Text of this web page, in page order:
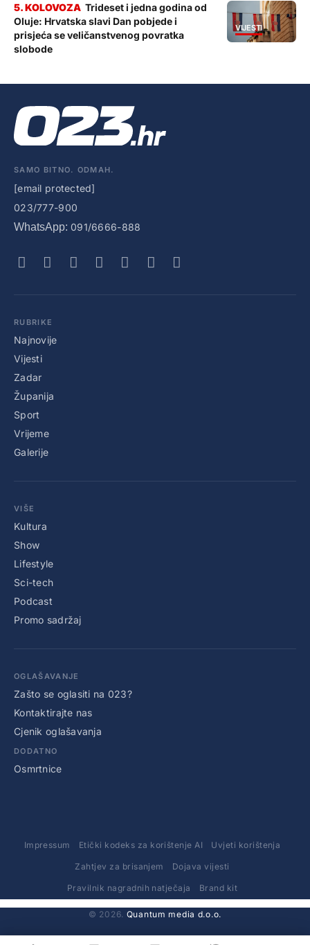
VIJESTI
Trideset i jedna godina od
Oluje: Hrvatska slavi Dan pobjede i
prisjeća se veličanstvenog povratka
slobode
SAMO BITNO. ODMAH.
[email protected]
023/777-900
WhatsApp: 091/6666-888
RUBRIKE
Najnovije
Vijesti
Zadar
Županija
Sport
Vrijeme
Galerije
VIŠE
Kultura
Show
Lifestyle
Sci-tech
Podcast
Promo sadržaj
OGLAŠAVANJE
Zašto se oglasiti na 023?
Kontaktirajte nas
Cjenik oglašavanja
DODATNO
Osmrtnice
Impressum Etički kodeks za korištenje AI Uvjeti korištenja
Zahtjev za brisanjem Dojava vijesti
Pravilnik nagradnih natječaja Brand kit
© 2026. Quantum media d.o.o.